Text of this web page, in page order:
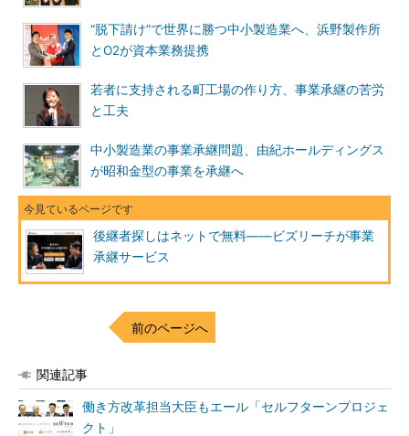
“脱下請け”で世界に勝つ中小製造業へ、浜野製作所
とO2が資本業務提携
若者に支持される町工場の作り方、事業承継の苦労
と工夫
中小製造業の事業承継問題、由紀ホールディングス
が昭和金型の事業を承継へ
後継者探しはネットで無料――ビズリーチが事業
承継サービス
前のページへ
関連記事
働き方改革担当大臣もエール「セルフターンプロジェ
クト」